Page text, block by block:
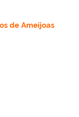
de Ameijoas